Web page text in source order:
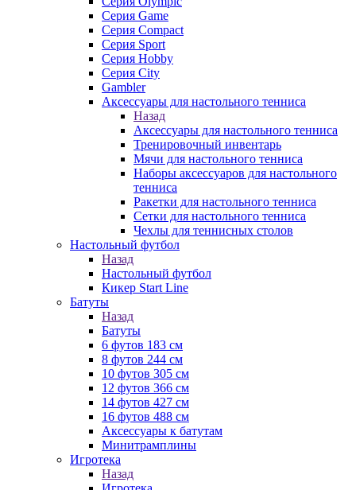
Серия Game
Серия Compact
Серия Sport
Серия Hobby
Серия City
Gambler
Аксессуары для настольного тенниса
Назад
Аксессуары для настольного тенниса
Тренировочный инвентарь
Мячи для настольного тенниса
Наборы аксессуаров для настольного
тенниса
Ракетки для настольного тенниса
Сетки для настольного тенниса
Чехлы для теннисных столов
Настольный футбол
Назад
Настольный футбол
Кикер Start Line
Батуты
Назад
Батуты
6 футов 183 см
8 футов 244 см
10 футов 305 см
12 футов 366 см
14 футов 427 см
16 футов 488 см
Аксессуары к батутам
Минитрамплины
Игротека
Назад